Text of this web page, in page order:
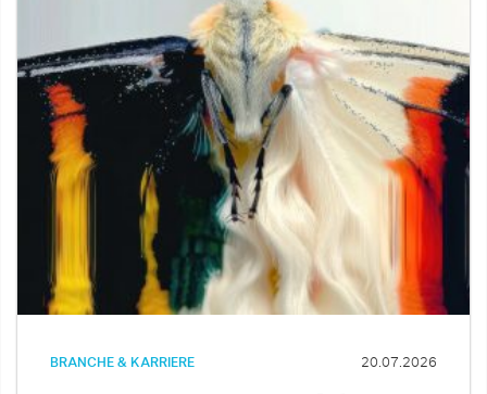
BRANCHE & KARRIERE 20.07.2026